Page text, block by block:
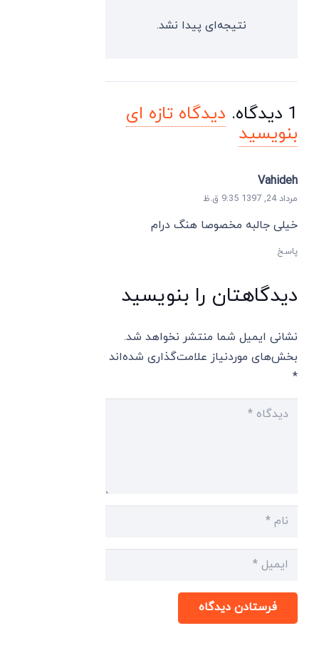
نتیجه‌ای پیدا نشد.
1 دیدگاه. دیدگاه تازه ای
بنویسید
Vahideh
مرداد 24, 1397 9:35 ق.ظ
خیلی جالبه مخصوصا هنگ درام
پاسخ
دیدگاهتان را بنویسید
نشانی ایمیل شما منتشر نخواهد شد.
بخش‌های موردنیاز علامت‌گذاری شده‌اند
*
فرستادن دیدگاه